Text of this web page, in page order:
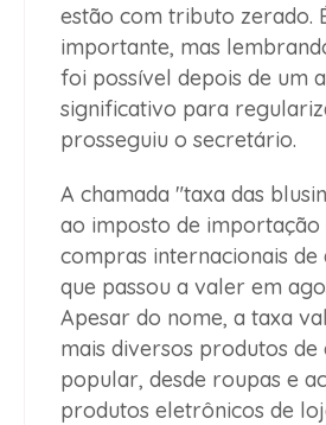
estão com tributo zerado.
importante, mas
foi possível depois de um
significativo para
prosseguiu o secretário.
A chamada "taxa das
ao imposto de importação
compras internacionais de
que passou a valer em
Apesar do nome, a taxa
mais diversos produtos de
popular, desde roupas e
produtos eletrônicos de